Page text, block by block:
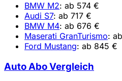
BMW M2: ab 574 €
Audi S7: ab 717 €
BMW M4: ab 676 €
Maserati GranTurismo:
Ford Mustang: ab 845 €
Auto Abo Vergleich